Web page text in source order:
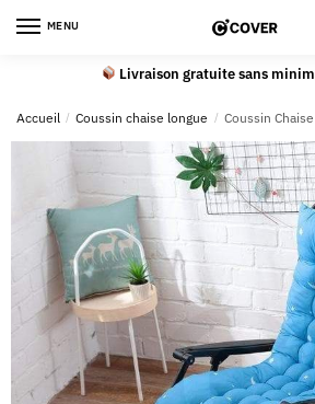
MENU
Livraison gratuite sans
Accueil / Coussin chaise longue / Coussin